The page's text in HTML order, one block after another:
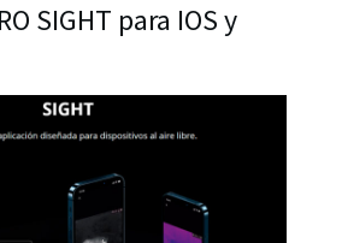
SIGHT para IOS y